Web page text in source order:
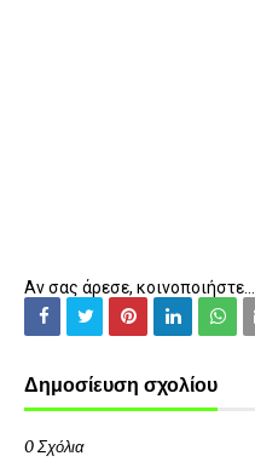
Αν σας άρεσε, κοινοποιήστε...
Δημοσίευση σχολίου
0 Σχόλια